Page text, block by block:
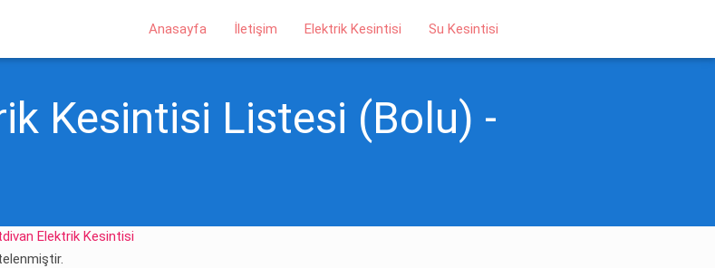
Anasayfa İletişim Elektrik Kesintisi Su Kesintisi
Kesintisi Listesi (Bolu) -
Elektrik Kesintisi